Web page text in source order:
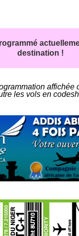
destination !
affichée
les vols en